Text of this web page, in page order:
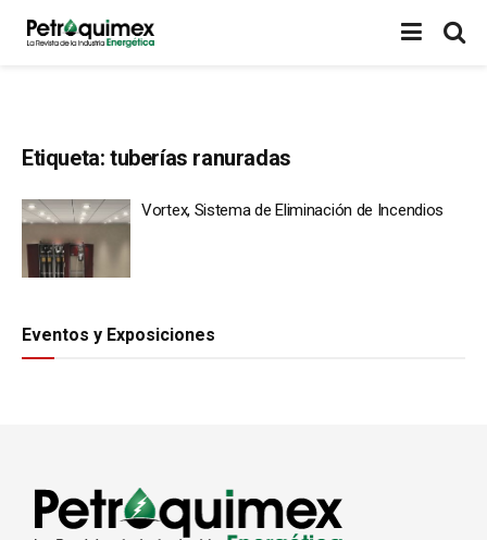
Etiqueta: tuberías ranuradas
Vortex, Sistema de Eliminación de Incendios
Eventos y Exposiciones